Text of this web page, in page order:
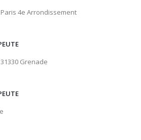
Paris 4e Arrondissement
Grenade